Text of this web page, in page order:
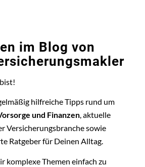
im Blog von
hilfreiche Tipps rund um
und Finanzen, aktuelle
Versicherungsbranche sowie
Ratgeber für Deinen Alltag.
komplexe Themen einfach zu